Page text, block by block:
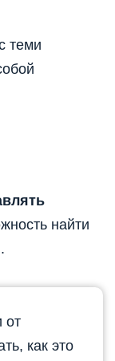
теми
найти
от
как это